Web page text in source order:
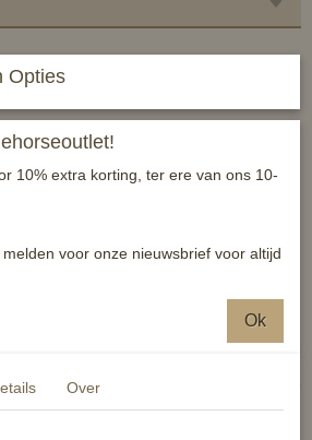
uitstraling!
30 graden
Opties
10% extra korting, ter ere van ons 10-
voor onze nieuwsbrief voor altijd
Ok
Over